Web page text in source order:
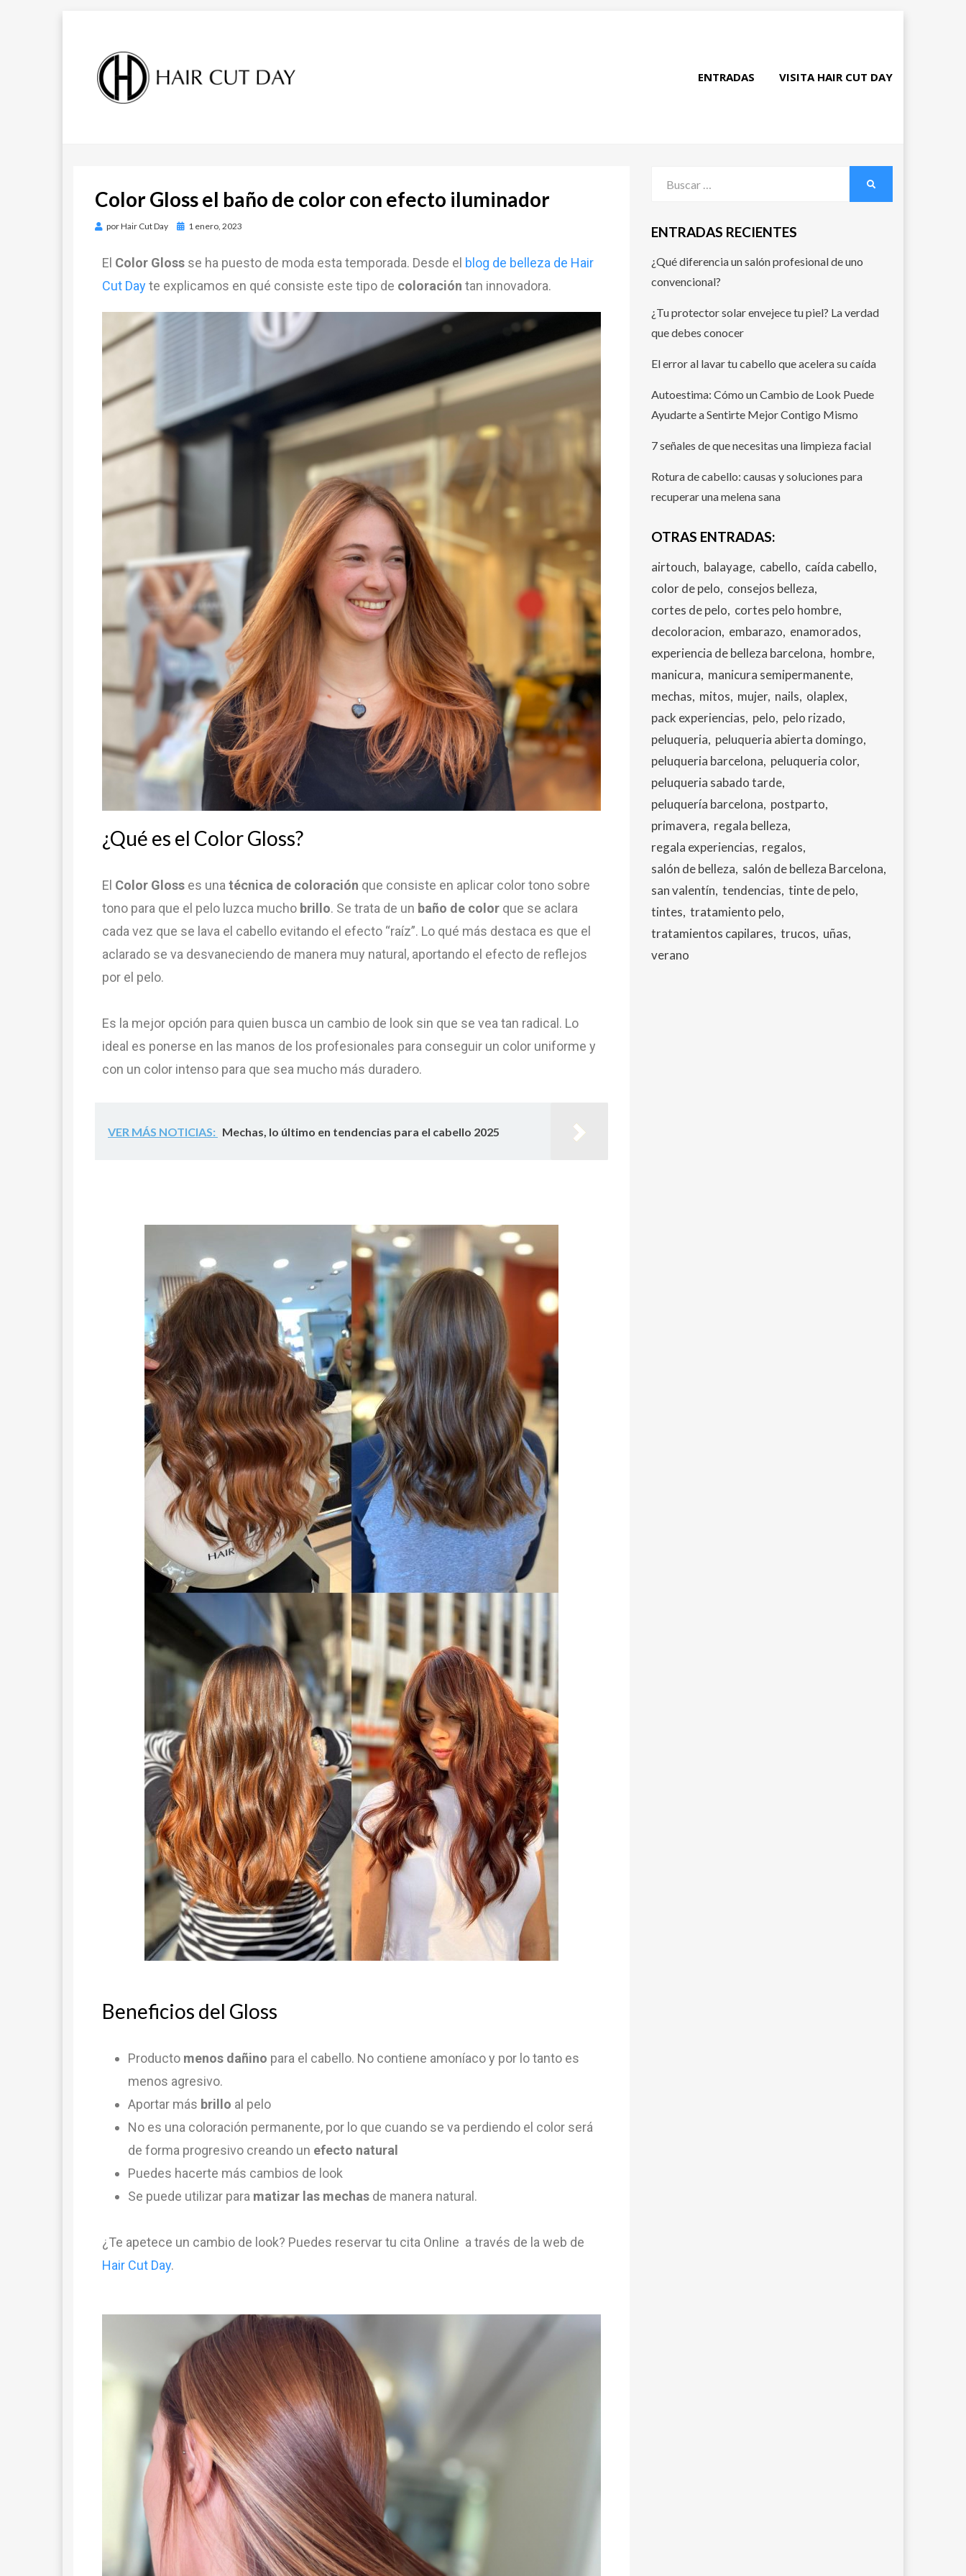
HAIR CUT DAY
ENTRADAS VISITA HAIR CUT DAY
Color Gloss el baño de color con efecto iluminador
porHair Cut Day 1 enero, 2023
El Color Gloss se ha puesto de moda esta temporada. Desde el blog de belleza de Hair
Cut Dayte explicamos en qué consiste este tipo de coloración tan innovadora.
¿Qué es el Color Gloss?
El Color Gloss es unatécnica de coloración que consiste en aplicar color tono sobre
tono para que el pelo luzca mucho brillo. Se trata de un baño de color que se aclara
cada vez que se lava el cabello evitando el efecto “raíz”. Lo qué más destaca es que el
aclarado se va desvaneciendo de manera muy natural, aportando el efecto de reflejos
por el pelo.
Es la mejor opción para quien busca un cambio de look sin que se vea tan radical. Lo
ideal es ponerse en las manos de los profesionales para conseguir un color uniforme y
con un color intenso para que sea mucho más duradero.
VER MÁS NOTICIAS: Mechas, lo último en tendencias para el cabello 2025
Beneficios del Gloss
Producto menos dañino para el cabello. No contiene amoníaco y por lo tanto es
menos agresivo.
Aportar más brillo al pelo
No es una coloración permanente, por lo que cuando se va perdiendo el color será
de forma progresivo creando un efecto natural
Puedes hacerte más cambios de look
Se puede utilizar para matizar las mechas de manera natural.
¿Te apetece un cambio de look? Puedes reservar tu cita Online a través de la web de
Hair Cut Day.
ENTRADAS RECIENTES
¿Qué diferencia un salón profesional de uno
convencional?
¿Tu protector solar envejece tu piel? La verdad
que debes conocer
El error al lavar tu cabello que acelera su caída
Autoestima: Cómo un Cambio de Look Puede
Ayudarte a Sentirte Mejor Contigo Mismo
7 señales de que necesitas una limpieza facial
Rotura de cabello: causas y soluciones para
recuperar una melena sana
OTRAS ENTRADAS:
airtouch balayage cabello caída cabello
color de pelo consejos belleza
cortes de pelo cortes pelo hombre
decoloracion embarazo enamorados
experiencia de belleza barcelona hombre
manicura manicura semipermanente
mechas mitos mujer nails olaplex
pack experiencias pelo pelo rizado
peluqueria peluqueria abierta domingo
peluqueria barcelona peluqueria color
peluqueria sabado tarde
peluquería barcelona postparto
primavera regala belleza
regala experiencias regalos
salón de belleza salón de belleza Barcelona
san valentín tendencias tinte de pelo
tintes tratamiento pelo
tratamientos capilares trucos uñas
verano